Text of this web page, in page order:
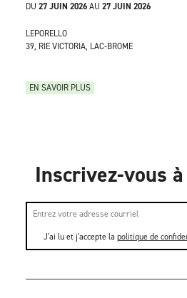
DU 27 JUIN 2026AU 27 JUIN 2026
LEPORELLO
39, RIE VICTORIA, LAC-BROME
EN SAVOIR PLUS
Inscrivez-vous
J'ai lu et j'accepte la politique de